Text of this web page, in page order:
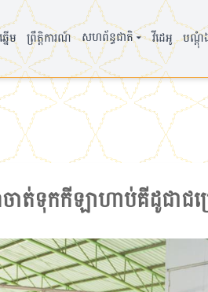
ើម ព្រឹត្តិការណ៍ សហព័ន្ធជាតិ▾ វីដេអូ បណ្តុំ
ចាត់ទុកកីឡាហាប់គីដូជាជ